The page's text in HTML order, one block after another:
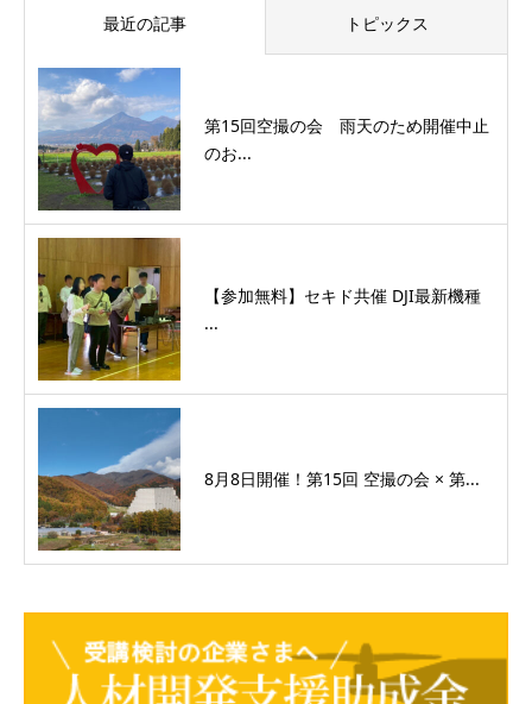
最近の記事 トピックス
第15回空撮の会 雨天のため開催中止
のお...
【参加無料】セキド共催 DJI最新機種
...
8月8日開催！第15回 空撮の会 × 第...